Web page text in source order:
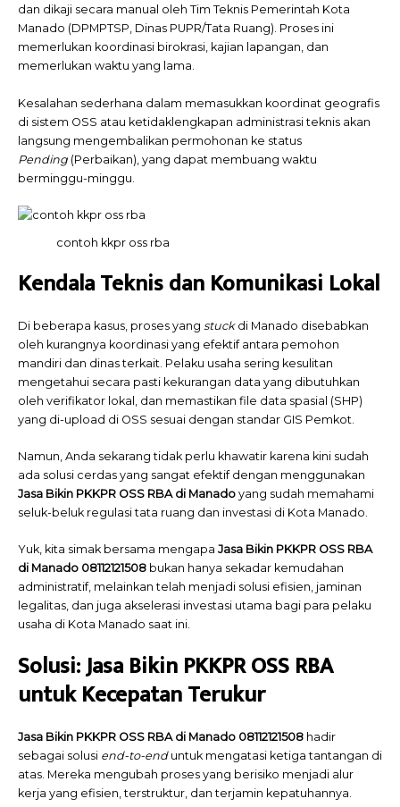
dan dikaji secara manual oleh Tim Teknis Pemerintah Kota
Manado (DPMPTSP, Dinas PUPR/Tata Ruang). Proses ini
memerlukan koordinasi birokrasi, kajian lapangan, dan
memerlukan waktu yang lama.
Kesalahan sederhana dalam memasukkan koordinat geografis
di sistem OSS atau ketidaklengkapan administrasi teknis akan
langsung mengembalikan permohonan ke status
Pending (Perbaikan), yang dapat membuang waktu
berminggu-minggu.
contoh kkpr oss rba
Kendala Teknis dan Komunikasi Lokal
Di beberapa kasus, proses yang stuckdi Manado disebabkan
oleh kurangnya koordinasi yang efektif antara pemohon
mandiri dan dinas terkait. Pelaku usaha sering kesulitan
mengetahui secara pasti kekurangan data yang dibutuhkan
oleh verifikator lokal, dan memastikan file data spasial (SHP)
yang di-upload di OSS sesuai dengan standar GIS Pemkot.
Namun, Anda sekarang tidak perlu khawatir karena kini sudah
ada solusi cerdas yang sangat efektif dengan menggunakan
Jasa Bikin PKKPR OSS RBA di Manado yang sudah memahami
seluk-beluk regulasi tata ruang dan investasi di Kota Manado.
Yuk, kita simak bersama mengapa Jasa Bikin PKKPR OSS RBA
di Manado 08112121508 bukan hanya sekadar kemudahan
administratif, melainkan telah menjadi solusi efisien, jaminan
legalitas, dan juga akselerasi investasi utama bagi para pelaku
usaha di Kota Manado saat ini.
Solusi: Jasa Bikin PKKPR OSS RBA
untuk Kecepatan Terukur
Jasa Bikin PKKPR OSS RBA di Manado 08112121508 hadir
sebagai solusi end-to-enduntuk mengatasi ketiga tantangan di
atas. Mereka mengubah proses yang berisiko menjadi alur
kerja yang efisien, terstruktur, dan terjamin kepatuhannya.